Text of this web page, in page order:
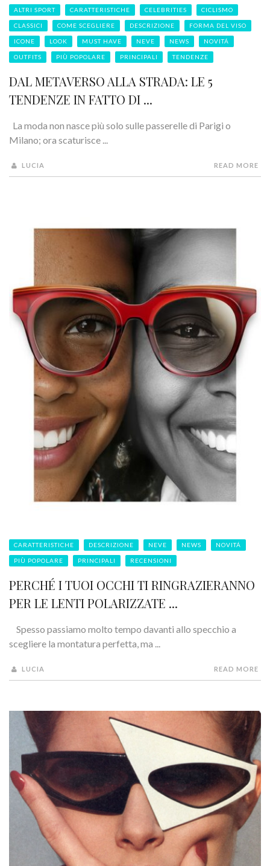
ALTRI SPORT CARATTERISTICHE CELEBRITIES CICLISMO
CLASSICI COME SCEGLIERE DESCRIZIONE FORMA DEL VISO
ICONE LOOK MUST HAVE NEVE NEWS NOVITÁ
OUTFITS PIÙ POPOLARE PRINCIPALI TENDENZE
DAL METAVERSO ALLA STRADA: LE 5
TENDENZE IN FATTO DI ...
La moda non nasce più solo sulle passerelle di Parigi o
Milano; ora scaturisce ...
LUCIA READ MORE
CARATTERISTICHE DESCRIZIONE NEVE NEWS NOVITÁ
PIÙ POPOLARE PRINCIPALI RECENSIONI
PERCHÉ I TUOI OCCHI TI RINGRAZIERANNO
PER LE LENTI POLARIZZATE ...
Spesso passiamo molto tempo davanti allo specchio a
scegliere la montatura perfetta, ma ...
LUCIA READ MORE